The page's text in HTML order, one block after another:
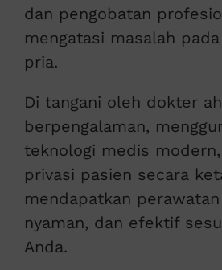
dan pengobatan
mengatasi masalah
pria.
Di tangani oleh dokter
berpengalaman,
teknologi medis
privasi pasien secara
mendapatkan
nyaman, dan efektif
Anda.